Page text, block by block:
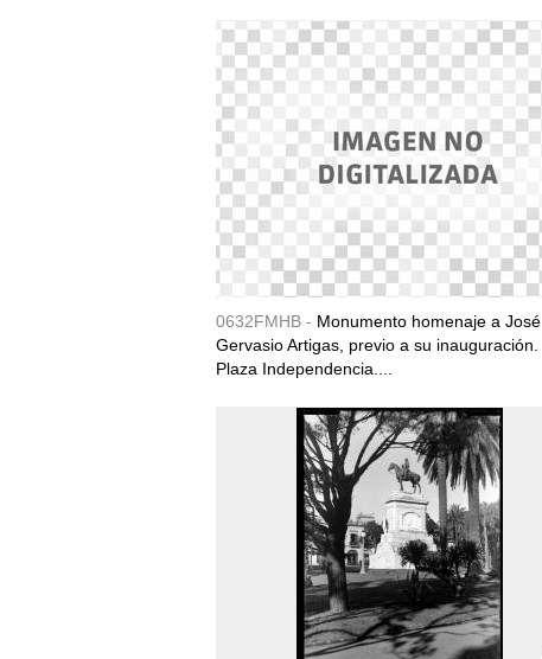
0632FMHB - Monumento homenaje a José
Gervasio Artigas, previo a su inauguración.
Plaza Independencia....